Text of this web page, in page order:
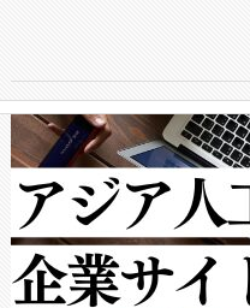
centers.
からシステ
クルの各段
[…]
トに対して
では、反射
で向上し、
ットだけで
ルの変電所
作業と点群